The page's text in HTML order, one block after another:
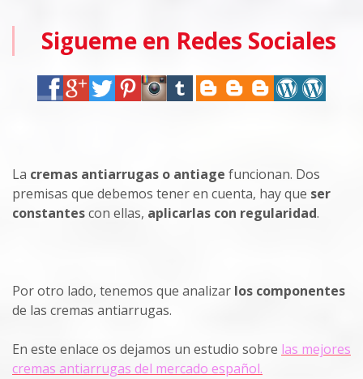
Sigueme en Redes Sociales
La cremas antiarrugas o antiage funcionan. Dos
premisas que debemos tener en cuenta, hay que ser
constantescon ellas, aplicarlas con regularidad.
Por otro lado, tenemos que analizar los componentes
de las cremas antiarrugas.
En este enlace os dejamos un estudio sobre las mejores
cremas antiarrugas del mercado español.